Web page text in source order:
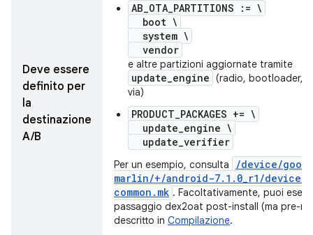
Deve essere
definito per
la
destinazione
A/B
AB_OTA_PARTITIONS := \
boot \
system \
vendor
e altre partizioni aggiornate tramite
update_engine (radio, bootloader,
via)
PRODUCT_PACKAGES += \
update_engine \
update_verifier
Per un esempio, consulta /device/
marlin/+/android-7. 1 . 0 r1 /device-
common . mk . Facoltativamente, puoi
passaggio dex2oat post-install (ma pre-
descritto in Compilazione.